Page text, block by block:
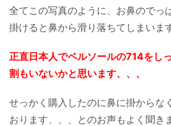
全てこの写真のように、お鼻のでっ
掛けると鼻から滑り落ちてしまいます
正直日本人でペルソールの714をし
割もいないかと思います、、、
せっかく購入したのに鼻に掛からな
おります、、、とのお声もよく聞き